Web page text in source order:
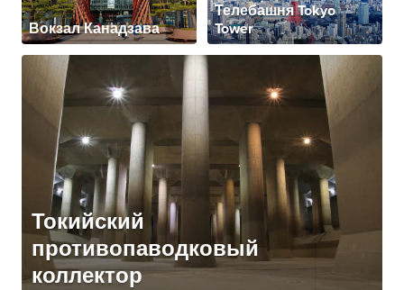
Вокзал Канадзава
Телебашня Tokyo
Tower
Токийский
противопаводковый
коллектор